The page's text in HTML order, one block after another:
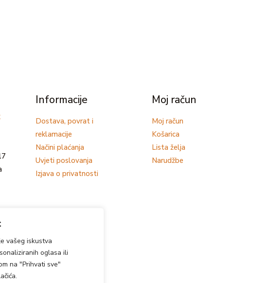
vašeg iskustva
oglasa ili
na "Prihvati sve"
Informacije
Dostava, povrat i
reklamacije
Načini plaćanja
Uvjeti poslovanja
Izjava o privatnosti
Moj račun
Moj račun
Košarica
Lista želja
Narudžbe